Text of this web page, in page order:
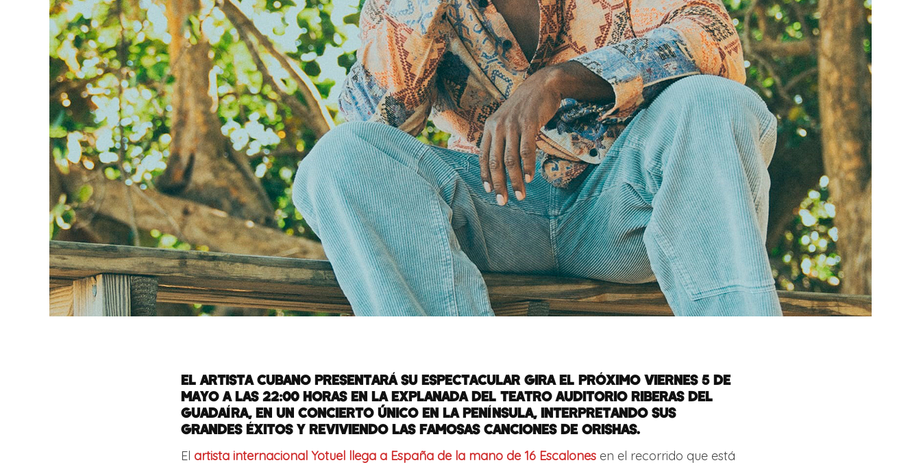
EL ARTISTA CUBANO PRESENTARÁ SU ESPECTACULAR GIRA EL PRÓXIMO VIERNES 5 DE
MAYO A LAS 22:00 HORAS EN LA EXPLANADA DEL TEATRO AUDITORIO RIBERAS DEL
GUADAÍRA, EN UN CONCIERTO ÚNICO EN LA PENÍNSULA, INTERPRETANDO SUS
GRANDES ÉXITOS Y REVIVIENDO LAS FAMOSAS CANCIONES DE ORISHAS.
El artista internacional Yotuel llega a España de la mano de 16 Escalonesen el recorrido que está